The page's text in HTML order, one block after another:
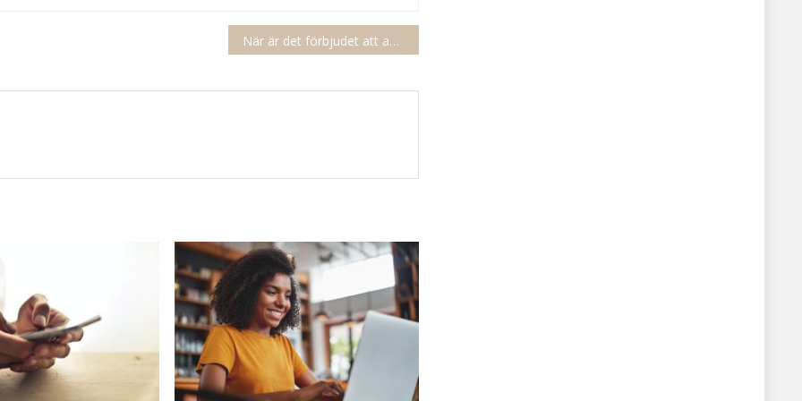
När är det förbjudet att använda helljus